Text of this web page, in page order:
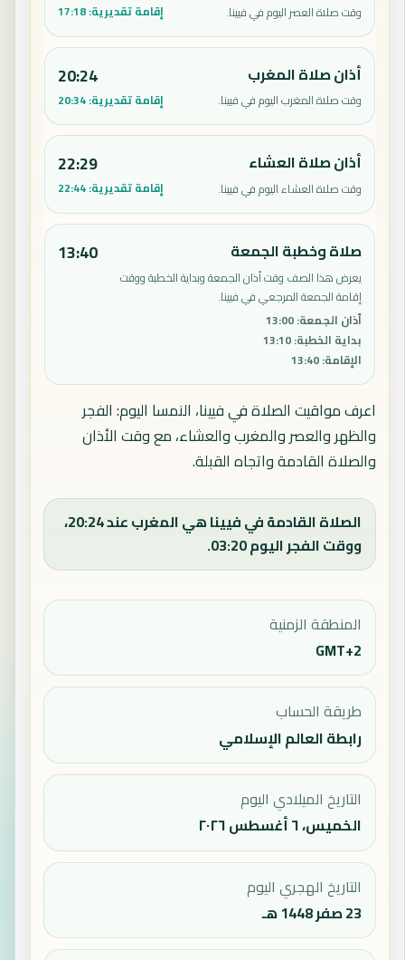
وقت صلاة العصر اليوم في فيينا. إقامة تقديرية:17:18
أذان صلاة المغرب
وقت صلاة المغرب اليوم في فيينا.
20:24
إقامة تقديرية:20:34
أذان صلاة العشاء
وقت صلاة العشاء اليوم في فيينا.
22:29
إقامة تقديرية:22:44
صلاة وخطبة الجمعة
يعرض هذا الصف وقت أذان الجمعة وبداية الخطبة ووقت
إقامة الجمعة المرجعي في فيينا.
أذان الجمعة:
13:00
بداية الخطبة:
13:10
الإقامة:
13:40
13:40
اعرف مواقيت الصلاة في فيينا، النمسا اليوم: الفجر
والظهر والعصر والمغرب والعشاء، مع وقت الأذان
والصلاة القادمة واتجاه القبلة.
الصلاة القادمة في فيينا هي المغرب عند 20:24،
ووقت الفجر اليوم 03:20.
المنطقة الزمنية
GMT+2
طريقة الحساب
رابطة العالم الإسلامي
التاريخ الميلادي اليوم
الخميس، ٦ أغسطس ٢٠٢٦
التاريخ الهجري اليوم
23 صفر 1448 هـ